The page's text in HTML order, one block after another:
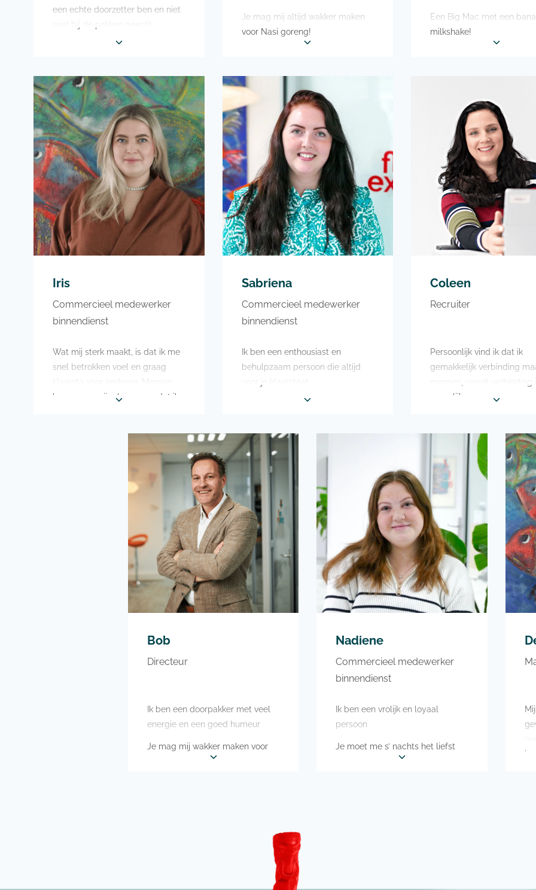
een echte doorzetter ben en niet
snel bij de pakken neerzit
In mijn vrije tijd ben ik het liefst
daarnaast ben ik veel vinden in
de sportzaal voor een goede
work-out
Ik zou graag later verhuizen naar
het buitenland samen met mijn
vriend!
Je kan mij 's nachts wakker
maken voor een reis naar het
buitenland!
Je mag mij altijd wakker maken
voor Nasi goreng!
lijkt me geweldig
Mijn vrije tijd besteed ik het liefst
aan Taekwondo, wakeboarden en
motorrijden
Een Big Mac met een
milkshake!
Lekker op de bank Netflixen
onder het genot van een
wijn en een hapje
Iris
Commercieel medewerker
binnendienst
Wat mij sterk maakt, is dat ik me
snel betrokken voel en graag
klaarsta voor anderen. Mensen
kunnen op mij rekenen, omdat ik
Wakker maken? Mijn nachtrust is
Een sprong uit een vliegtuig
In mijn vrije tijd ben ik altijd in
voor een spontaan uitje en geniet
ik van een gezellig etentje met de
liefste mensen om mij heen.
Sabriena
Commercieel medewerker
binnendienst
Ik ben een enthousiast en
behulpzaam persoon die altijd
voor je klaarstaat
Je mag me altijd wakker maken
voor Sushi! Daarnaast mag je me
ook altijd wakker maken voor een
goed concert. Ik ben namelijk
regelmatig te vinden in
Amsterdam
Ik zou ooit nog een rondreis willen
maken door Engeland en hierbij
het Wembley Stadion bezoeken
voor een concert. Dit staat al erg
lang op mijn bucketlist!
In mijn vrije tijd doe ik graag leuke
dingen met mijn familie in
weg te gaan. Ik ben dag ook
regelmatig te vinden in de
bioscoop. Daarnaast besteed ik
Coleen
Recruiter
Persoonlijk vind ik dat ik
gemakkelijk verbinding
mensen, vanuit verbinding
mogelijk
nodig ben mag je mij
maken, verder zijn mijn
slaap mij zeer dierbaar!
Bovenaan mijn bucketlist
met stipt op nummer 1 een
rondreis door Schotland
zowel de natuur, cultuur en
geschiedenis spreken mij
aan
Ik mag graag wandelen,
goed boek lezen en ook al
het nog zelden:
Bob
Directeur
Ik ben een doorpakker met veel
energie en een goed humeur
Je mag mij wakker maken voor
Nadiene
Commercieel medewerker
binnendienst
Ik ben een vrolijk en loyaal
persoon
Je moet me s’ nachts het liefst
niet wakker maken, maar als je
is